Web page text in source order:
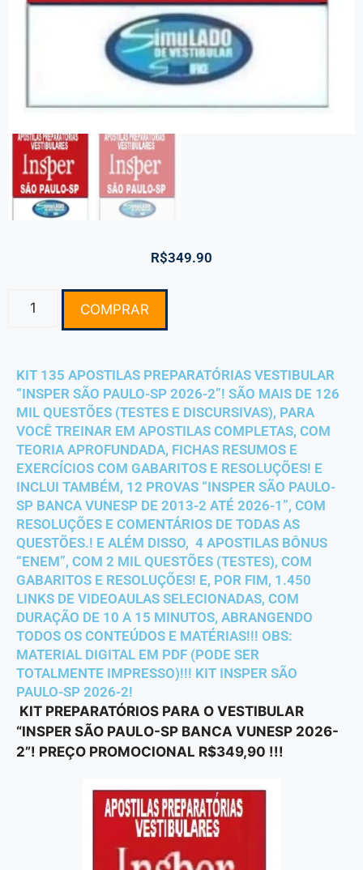
R$349.90
COMPRAR
KIT 135 APOSTILAS PREPARATÓRIAS VESTIBULAR
“INSPER SÃO PAULO-SP 2026-2”! SÃO MAIS DE 126
MIL QUESTÕES (TESTES E DISCURSIVAS), PARA
VOCÊ TREINAR EM APOSTILAS COMPLETAS, COM
TEORIA APROFUNDADA, FICHAS RESUMOS E
EXERCÍCIOS COM GABARITOS E RESOLUÇÕES! E
INCLUI TAMBÉM, 12 PROVAS “INSPER SÃO PAULO-
SP BANCA VUNESP DE 2013-2 ATÉ 2026-1”, COM
RESOLUÇÕES E COMENTÁRIOS DE TODAS AS
QUESTÕES.! E ALÉM DISSO, 4 APOSTILAS BÔNUS
“ENEM”, COM 2 MIL QUESTÕES (TESTES), COM
GABARITOS E RESOLUÇÕES! E, POR FIM, 1.450
LINKS DE VIDEOAULAS SELECIONADAS, COM
DURAÇÃO DE 10 A 15 MINUTOS, ABRANGENDO
TODOS OS CONTEÚDOS E MATÉRIAS!!! OBS:
MATERIAL DIGITAL EM PDF (PODE SER
TOTALMENTE IMPRESSO)!!! KIT INSPER SÃO
PAULO-SP 2026-2!
KIT PREPARATÓRIOS PARA O VESTIBULAR
“INSPER SÃO PAULO-SP BANCA VUNESP 2026-
2”! PREÇO PROMOCIONAL R$349,90 !!!